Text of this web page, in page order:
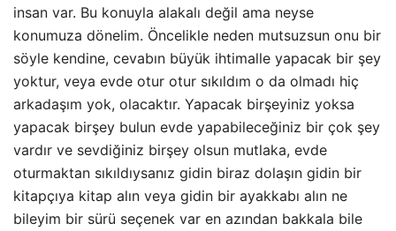
insan var. Bu konuyla alakalı değil ama neyse
konumuza dönelim. Öncelikle neden mutsuzsun onu bir
söyle kendine, cevabın büyük ihtimalle yapacak bir şey
yoktur, veya evde otur otur sıkıldım o da olmadı hiç
arkadaşım yok, olacaktır. Yapacak birşeyiniz yoksa
yapacak birşey bulun evde yapabileceğiniz bir çok şey
vardır ve sevdiğiniz birşey olsun mutlaka, evde
oturmaktan sıkıldıysanız gidin biraz dolaşın gidin bir
kitapçıya kitap alın veya gidin bir ayakkabı alın ne
bileyim bir sürü seçenek var en azından bakkala bile